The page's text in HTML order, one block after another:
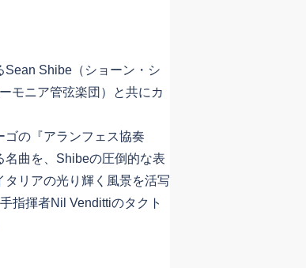
Shibe（ショーン・シ
モニア管弦楽団）と共にカ
の『アランフェス協奏
名曲を、Shibeの圧倒的な表
リアの光り輝く風景を活写
指揮者Nil Vendittiのタクト